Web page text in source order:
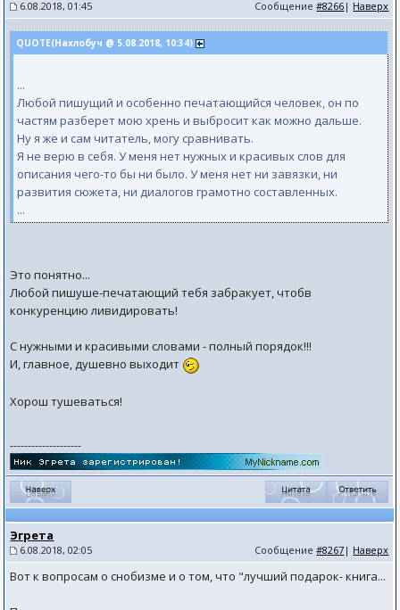
6.08.2018, 01:45 Сообщение#8266 | Наверх
QUOTE(Нахлобуч @ 5.08.2018, 10:34)
...
Любой пишущий и особенно печатающийся человек, он по
частям разберет мою хрень и выбросит как можно дальше.
Ну я же и сам читатель, могу сравнивать.
Я не верю в себя. У меня нет нужных и красивых слов для
описания чего-то бы ни было. У меня нет ни завязки, ни
развития сюжета, ни диалогов грамотно составленных.
...
Это понятно...
Любой пишуше-печатающий тебя забракует, чтобв
конкуренцию ливидировать!
С нужными и красивыми словами - полный порядок!!!
И, главное, душевно выходит
Хорош тушеваться!
--------------------
Эгрета
6.08.2018, 02:05 Сообщение#8267 | Наверх
Вот к вопросам о снобизме и о том, что "лучший подарок- книга...